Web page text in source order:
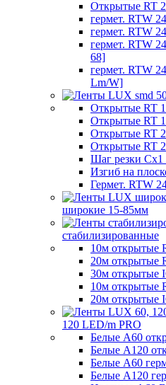
Открытые RT
гермет. RTW
гермет. RTW
гермет. RTW
68]
гермет. RTW
Lm/W]
Открытые RT
Открытые RT
Открытые RT
Открытые RT
Шаг резки
Изгиб на
Гермет. RTW
широкие 15-85мм
стабилизированные
10м открытые
20м открытые
30м открытые
10м открытые
20м открытые
120 LED/m PRO
Белые A60
Белые A120
Белые A60
Белые A120